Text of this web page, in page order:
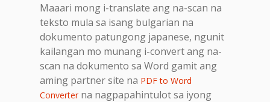
Maaari mong i-translate ang na-scan na
teksto mula sa isang bulgarian na
dokumento patungong japanese, ngunit
kailangan mo munang i-convert ang na-
scan na dokumento sa Word gamit ang
aming partner site na PDF to Word
Converterna nagpapahintulot sa iyong